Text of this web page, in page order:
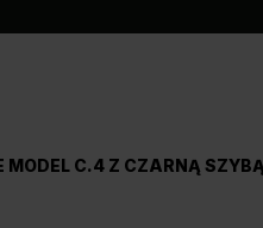
MODEL C.4 Z CZARNĄ SZYBĄ